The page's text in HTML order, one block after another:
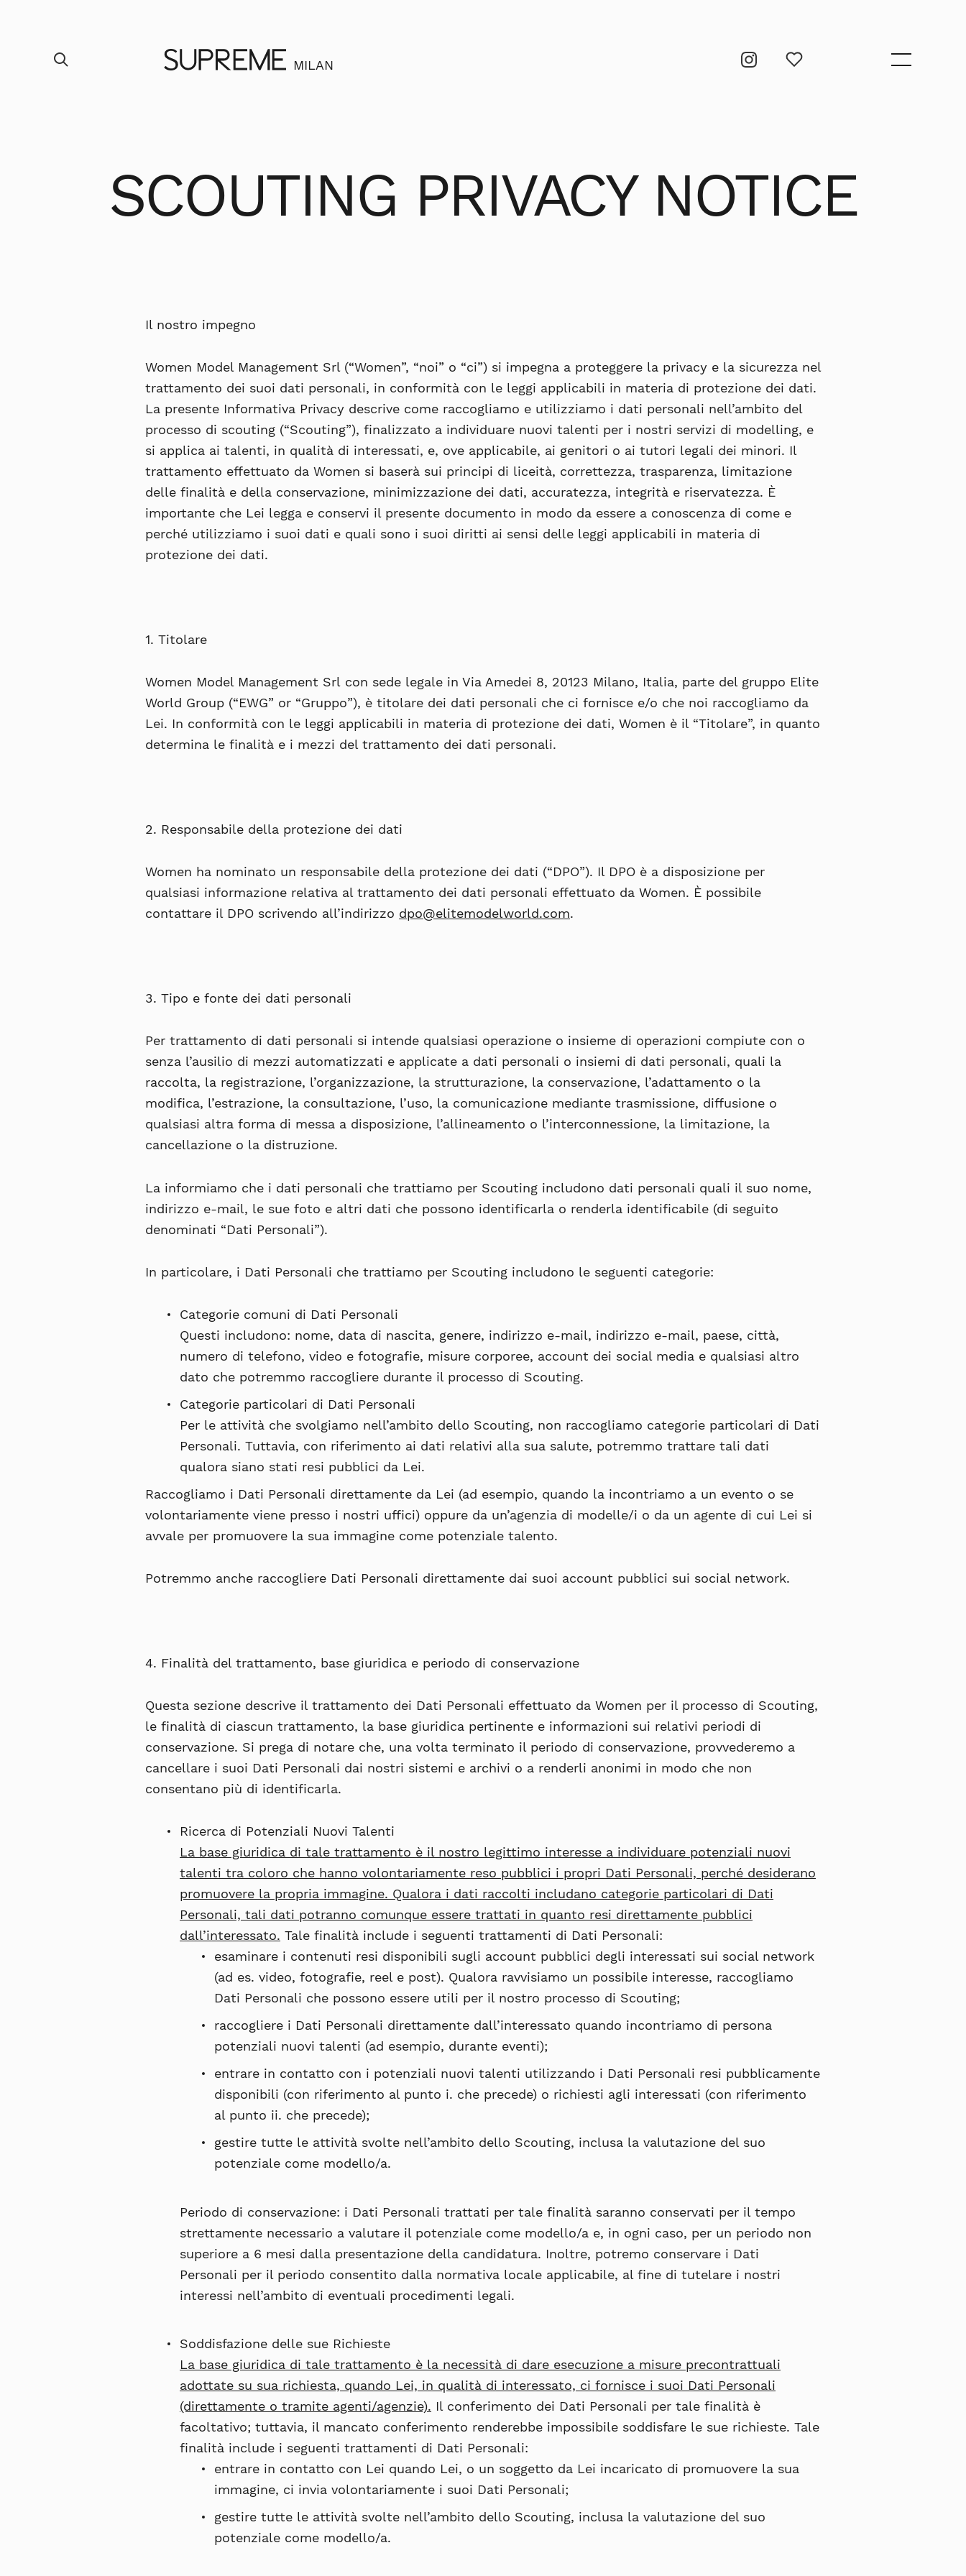
MILAN
SCOUTING PRIVACY NOTICE
Il nostro impegno
Women Model Management Srl (“Women”, “noi” o “ci”) si impegna a proteggere la privacy e la sicurezza nel
trattamento dei suoi dati personali, in conformità con le leggi applicabili in materia di protezione dei dati.
La presente Informativa Privacy descrive come raccogliamo e utilizziamo i dati personali nell’ambito del
processo di scouting (“Scouting”), finalizzato a individuare nuovi talenti per i nostri servizi di modelling, e
si applica ai talenti, in qualità di interessati, e, ove applicabile, ai genitori o ai tutori legali dei minori. Il
trattamento effettuato da Women si baserà sui principi di liceità, correttezza, trasparenza, limitazione
delle finalità e della conservazione, minimizzazione dei dati, accuratezza, integrità e riservatezza. È
importante che Lei legga e conservi il presente documento in modo da essere a conoscenza di come e
perché utilizziamo i suoi dati e quali sono i suoi diritti ai sensi delle leggi applicabili in materia di
protezione dei dati.
1. Titolare
Women Model Management Srl con sede legale in Via Amedei 8, 20123 Milano, Italia, parte del gruppo Elite
World Group (“EWG” or “Gruppo”), è titolare dei dati personali che ci fornisce e/o che noi raccogliamo da
Lei. In conformità con le leggi applicabili in materia di protezione dei dati, Women è il “Titolare”, in quanto
determina le finalità e i mezzi del trattamento dei dati personali.
2. Responsabile della protezione dei dati
Women ha nominato un responsabile della protezione dei dati (“DPO”). Il DPO è a disposizione per
qualsiasi informazione relativa al trattamento dei dati personali effettuato da Women. È possibile
contattare il DPO scrivendo all’indirizzo dpo@elitemodelworld.com.
3. Tipo e fonte dei dati personali
Per trattamento di dati personali si intende qualsiasi operazione o insieme di operazioni compiute con o
senza l’ausilio di mezzi automatizzati e applicate a dati personali o insiemi di dati personali, quali la
raccolta, la registrazione, l’organizzazione, la strutturazione, la conservazione, l’adattamento o la
modifica, l’estrazione, la consultazione, l’uso, la comunicazione mediante trasmissione, diffusione o
qualsiasi altra forma di messa a disposizione, l’allineamento o l’interconnessione, la limitazione, la
cancellazione o la distruzione.
La informiamo che i dati personali che trattiamo per Scouting includono dati personali quali il suo nome,
indirizzo e-mail, le sue foto e altri dati che possono identificarla o renderla identificabile (di seguito
denominati “Dati Personali”).
In particolare, i Dati Personali che trattiamo per Scouting includono le seguenti categorie:
Categorie comuni di Dati Personali
Questi includono: nome, data di nascita, genere, indirizzo e-mail, indirizzo e-mail, paese, città,
numero di telefono, video e fotografie, misure corporee, account dei social media e qualsiasi altro
dato che potremmo raccogliere durante il processo di Scouting.
Categorie particolari di Dati Personali
Per le attività che svolgiamo nell’ambito dello Scouting, non raccogliamo categorie particolari di Dati
Personali. Tuttavia, con riferimento ai dati relativi alla sua salute, potremmo trattare tali dati
qualora siano stati resi pubblici da Lei.
Raccogliamo i Dati Personali direttamente da Lei (ad esempio, quando la incontriamo a un evento o se
volontariamente viene presso i nostri uffici) oppure da un’agenzia di modelle/i o da un agente di cui Lei si
avvale per promuovere la sua immagine come potenziale talento.
Potremmo anche raccogliere Dati Personali direttamente dai suoi account pubblici sui social network.
4. Finalità del trattamento, base giuridica e periodo di conservazione
Questa sezione descrive il trattamento dei Dati Personali effettuato da Women per il processo di Scouting,
le finalità di ciascun trattamento, la base giuridica pertinente e informazioni sui relativi periodi di
conservazione. Si prega di notare che, una volta terminato il periodo di conservazione, provvederemo a
cancellare i suoi Dati Personali dai nostri sistemi e archivi o a renderli anonimi in modo che non
consentano più di identificarla.
Ricerca di Potenziali Nuovi Talenti
La base giuridica di tale trattamento è il nostro legittimo interesse a individuare potenziali nuovi
talenti tra coloro che hanno volontariamente reso pubblici i propri Dati Personali, perché desiderano
promuovere la propria immagine. Qualora i dati raccolti includano categorie particolari di Dati
Personali, tali dati potranno comunque essere trattati in quanto resi direttamente pubblici
dall’interessato. Tale finalità include i seguenti trattamenti di Dati Personali:
esaminare i contenuti resi disponibili sugli account pubblici degli interessati sui social network
(ad es. video, fotografie, reel e post). Qualora ravvisiamo un possibile interesse, raccogliamo
Dati Personali che possono essere utili per il nostro processo di Scouting;
raccogliere i Dati Personali direttamente dall’interessato quando incontriamo di persona
potenziali nuovi talenti (ad esempio, durante eventi);
entrare in contatto con i potenziali nuovi talenti utilizzando i Dati Personali resi pubblicamente
disponibili (con riferimento al punto i. che precede) o richiesti agli interessati (con riferimento
al punto ii. che precede);
gestire tutte le attività svolte nell’ambito dello Scouting, inclusa la valutazione del suo
potenziale come modello/a.
Periodo di conservazione: i Dati Personali trattati per tale finalità saranno conservati per il tempo
strettamente necessario a valutare il potenziale come modello/a e, in ogni caso, per un periodo non
superiore a 6 mesi dalla presentazione della candidatura. Inoltre, potremo conservare i Dati
Personali per il periodo consentito dalla normativa locale applicabile, al fine di tutelare i nostri
interessi nell’ambito di eventuali procedimenti legali.
Soddisfazione delle sue Richieste
La base giuridica di tale trattamento è la necessità di dare esecuzione a misure precontrattuali
adottate su sua richiesta, quando Lei, in qualità di interessato, ci fornisce i suoi Dati Personali
(direttamente o tramite agenti/agenzie). Il conferimento dei Dati Personali per tale finalità è
facoltativo; tuttavia, il mancato conferimento renderebbe impossibile soddisfare le sue richieste. Tale
finalità include i seguenti trattamenti di Dati Personali:
entrare in contatto con Lei quando Lei, o un soggetto da Lei incaricato di promuovere la sua
immagine, ci invia volontariamente i suoi Dati Personali;
gestire tutte le attività svolte nell’ambito dello Scouting, inclusa la valutazione del suo
potenziale come modello/a.